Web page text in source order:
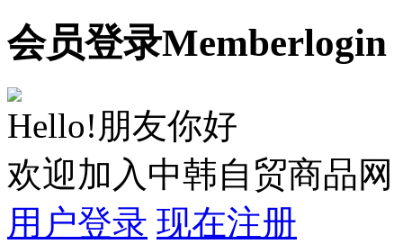
会员登录Memberlogin
Hello!朋友你好
欢迎加入中韩自贸商品网
用户登录 现在注册